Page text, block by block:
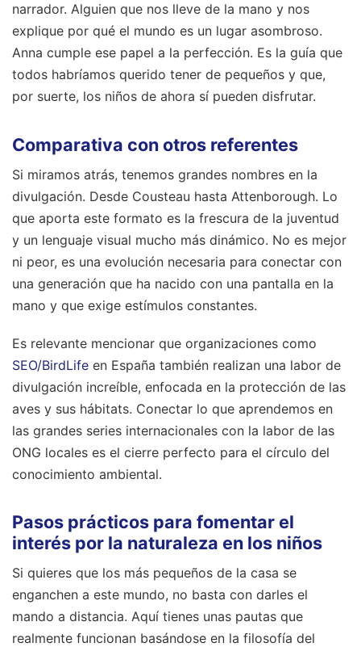
narrador. Alguien que nos lleve de la mano y nos
explique por qué el mundo es un lugar asombroso.
Anna cumple ese papel a la perfección. Es la guía que
todos habríamos querido tener de pequeños y que,
por suerte, los niños de ahora sí pueden disfrutar.
Comparativa con otros referentes
Si miramos atrás, tenemos grandes nombres en la
divulgación. Desde Cousteau hasta Attenborough. Lo
que aporta este formato es la frescura de la juventud
y un lenguaje visual mucho más dinámico. No es mejor
ni peor, es una evolución necesaria para conectar con
una generación que ha nacido con una pantalla en la
mano y que exige estímulos constantes.
Es relevante mencionar que organizaciones como
SEO/BirdLife en España también realizan una labor de
divulgación increíble, enfocada en la protección de las
aves y sus hábitats. Conectar lo que aprendemos en
las grandes series internacionales con la labor de las
ONG locales es el cierre perfecto para el círculo del
conocimiento ambiental.
Pasos prácticos para fomentar el
interés por la naturaleza en los niños
Si quieres que los más pequeños de la casa se
enganchen a este mundo, no basta con darles el
mando a distancia. Aquí tienes unas pautas que
realmente funcionan basándose en la filosofía del